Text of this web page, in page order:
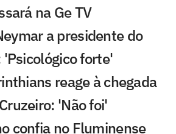
na Ge TV
a presidente do
'Psicológico forte'
reage à chegada
'Não foi'
confia no Fluminense